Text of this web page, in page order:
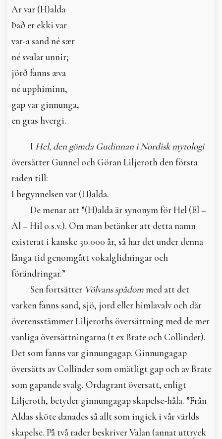
Ar var (H)alda
Það er ekki var
var-a sand né sær
né svalar unnir;
jörð fanns æva
né upphiminn,
gap var ginnunga,
en gras hvergi.
I Hel, den gömda Gudinnan i Nordisk mytologi
översätter Gunnel och Göran Liljeroth den första
raden till:
I begynnelsen var (H)alda.
De menar att ”(H)alda är synonym för Hel (El –
Al – Hil o.s.v.). Om man betänker att detta namn
existerat i kanske 30.000 år, så har det under denna
långa tid genomgått vokalglidningar och
förändringar.”
Sen fortsätter Völvans spådommed att det
varken fanns sand, sjö, jord eller himlavalv och där
överensstämmer Liljeroths översättning med de mer
vanliga översättningarna (t ex Brate och Collinder).
Det som fanns var ginnungagap. Ginnungagap
översätts av Collinder som omätligt gap och av Brate
som gapande svalg. Ordagrant översatt, enligt
Liljeroth, betyder ginnungagap skapelse-håla. ”Från
Aldas sköte danades så allt som ingick i vår världs
skapelse. På två rader beskriver Valan (annat uttryck